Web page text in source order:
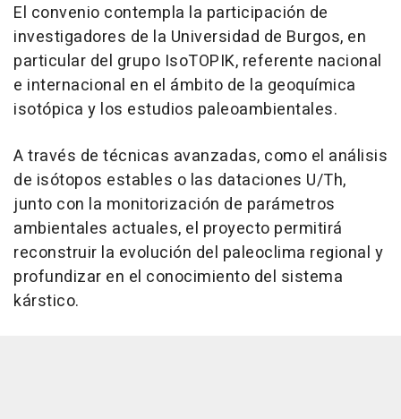
El convenio contempla la participación de
investigadores de la Universidad de Burgos, en
particular del grupo IsoTOPIK, referente nacional
e internacional en el ámbito de la geoquímica
isotópica y los estudios paleoambientales.
A través de técnicas avanzadas, como el análisis
de isótopos estables o las dataciones U/Th,
junto con la monitorización de parámetros
ambientales actuales, el proyecto permitirá
reconstruir la evolución del paleoclima regional y
profundizar en el conocimiento del sistema
kárstico.